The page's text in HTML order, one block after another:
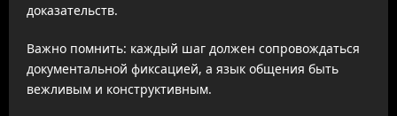
доказательств.
Важно помнить: каждый шаг должен сопровождаться
документальной фиксацией, а язык общения быть
вежливым и конструктивным.